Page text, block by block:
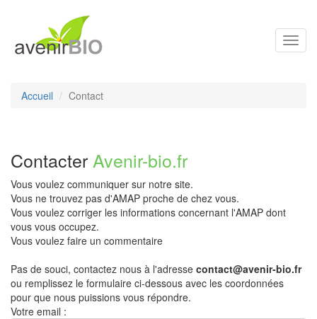
Accueil Contact
Contacter Avenir-bio.fr
Vous voulez communiquer sur notre site.
Vous ne trouvez pas d'AMAP proche de chez vous.
Vous voulez corriger les informations concernant l'AMAP dont
vous vous occupez.
Vous voulez faire un commentaire
Pas de souci, contactez nous à l'adresse contact@avenir-bio.fr
ou remplissez le formulaire ci-dessous avec les coordonnées
pour que nous puissions vous répondre.
Votre email :